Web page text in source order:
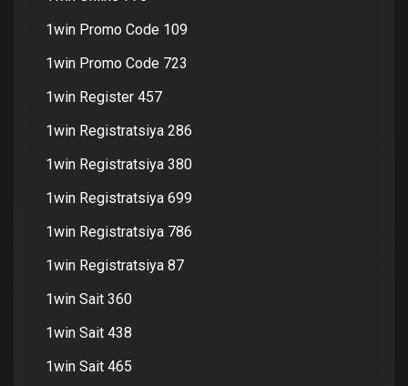
1win Promo Code 109
1win Promo Code 723
1win Register 457
1win Registratsiya 286
1win Registratsiya 380
1win Registratsiya 699
1win Registratsiya 786
1win Registratsiya 87
1win Sait 360
1win Sait 438
1win Sait 465